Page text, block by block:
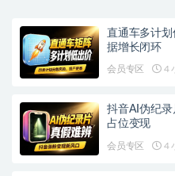
直通车多计
据增长闭环
会员专区 4
抖音AI伪纪
占位变现
会员专区 4